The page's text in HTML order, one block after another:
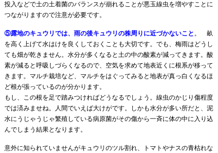
投入などで土の土着菌のバランスが崩れることが悪玉線虫を増やすことに
つながりますので注意が必要です。
⑤露地のキュウリでは、雨の後キュウリの株周りに近づかないこと 。 畝
を高く上げて水はけを良くしておくことも大切です。でも、梅雨はどうし
ても畑が乾きません。水分が多くなると土の中の酸素が減ってきます。酸
素が減ると呼吸しづらくなるので、空気を求めて地表近くに根系が移って
きます。マルチ栽培など、マルチをはぐってみると地表が真っ白くなるほ
ど根が張っているのが分かります。
もし、この根を足で踏みつければどうなるでしょう。線虫のかじり傷程度
では済みませね。人間でいえば大けがです。しかも水分が多い所だと、泥
水にうじゃうじゃ繁殖している病原菌がその傷から一斉に体の中に入り込
んでしまう結果となります。
意外に知られていませんがキュウリのツル割れ、トマトやナスの青枯れな